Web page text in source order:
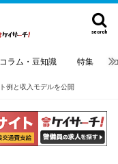
search
コラム・豆知識 特集
例と収入モデルを公開